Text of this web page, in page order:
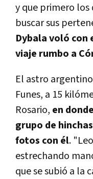
y que primero
buscar sus
Dybala voló con
viaje rumbo a
El astro
Funes, a 15
Rosario, en
grupo de
fotos con él.
estrechando
que se subió a la